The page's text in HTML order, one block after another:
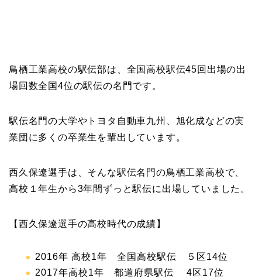
鳥栖工業高校の駅伝部は、全国高校駅伝45回出場の出
場回数全国4位の駅伝の名門です。
駅伝名門の大学やトヨタ自動車九州、旭化成などの実
業団に多くの卒業生を輩出しています。
西久保遼選手は、そんな駅伝名門の鳥栖工業高校で、
高校１年生から3年間ずっと駅伝に出場していました。
【西久保遼選手の高校時代の成績】
2016年 高校1年 全国高校駅伝 ５区14位
2017年高校1年 都道府県駅伝 4区17位